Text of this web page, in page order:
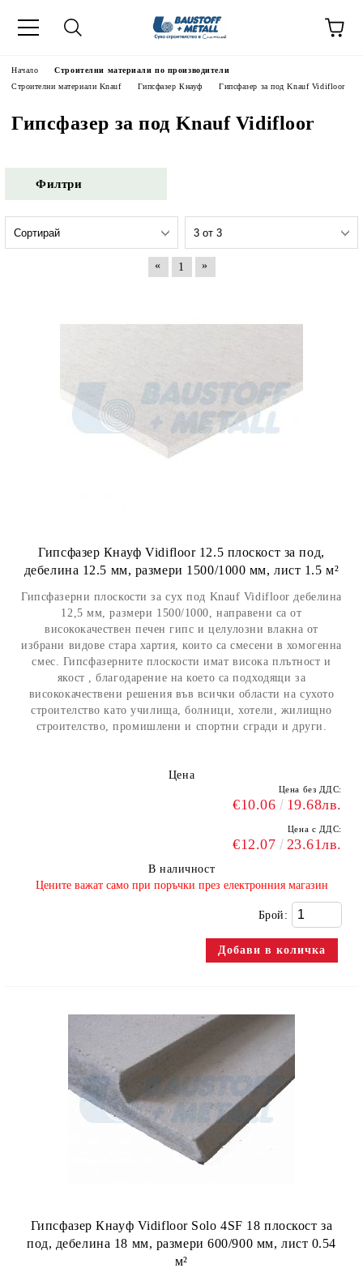
Начало
Строителни материали по производители
Строителни материали Knauf
Гипсфазер Кнауф Гипсфазер за под Knauf Vidifloor
Гипсфазер за под Knauf Vidifloor
Филтри
« 1 »
Гипсфазер Кнауф Vidifloor 12.5 плоскост за под,
дебелина 12.5 мм, размери 1500/1000 мм, лист 1.5 м²
Гипсфазерни плоскости за сух под Knauf Vidifloor дебелина
12,5 мм, размери 1500/1000, направени са от
висококачествен печен гипс и целулозни влакна от
избрани видове стара хартия, които са смесени в хомогенна
смес. Гипсфазерните плоскости имат висока плътност и
якост , благодарение на което са подходящи за
висококачествени решения във всички области на сухото
строителство като училища, болници, хотели, жилищно
строителство, промишлени и спортни сгради и други.
Цена
Цена без ДДС:
€10.06 19.68лв.
Цена с ДДС:
€12.07 23.61лв.
В наличност
​Цените важат само при поръчки през електронния магазин
Брой:
Гипсфазер Кнауф Vidifloor Solo 4SF 18 плоскост за
под, дебелина 18 мм, размери 600/900 мм, лист 0.54
м²